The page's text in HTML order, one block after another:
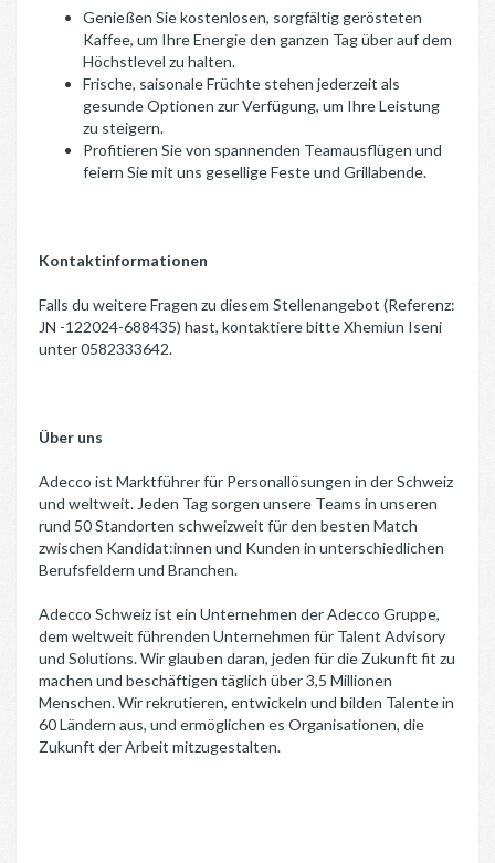
Genießen Sie kostenlosen, sorgfältig gerösteten
Kaffee, um Ihre Energie den ganzen Tag über auf dem
Höchstlevel zu halten.
Frische, saisonale Früchte stehen jederzeit als
gesunde Optionen zur Verfügung, um Ihre Leistung
zu steigern.
Profitieren Sie von spannenden Teamausflügen und
feiern Sie mit uns gesellige Feste und Grillabende.
Kontaktinformationen
Falls du weitere Fragen zu diesem Stellenangebot (Referenz:
JN -122024-688435) hast, kontaktiere bitte Xhemiun Iseni
unter 0582333642.
Über uns
Adecco ist Marktführer für Personallösungen in der Schweiz
und weltweit. Jeden Tag sorgen unsere Teams in unseren
rund 50 Standorten schweizweit für den besten Match
zwischen Kandidat:innen und Kunden in unterschiedlichen
Berufsfeldern und Branchen.
Adecco Schweiz ist ein Unternehmen der Adecco Gruppe,
dem weltweit führenden Unternehmen für Talent Advisory
und Solutions. Wir glauben daran, jeden für die Zukunft fit zu
machen und beschäftigen täglich über 3,5 Millionen
Menschen. Wir rekrutieren, entwickeln und bilden Talente in
60 Ländern aus, und ermöglichen es Organisationen, die
Zukunft der Arbeit mitzugestalten.